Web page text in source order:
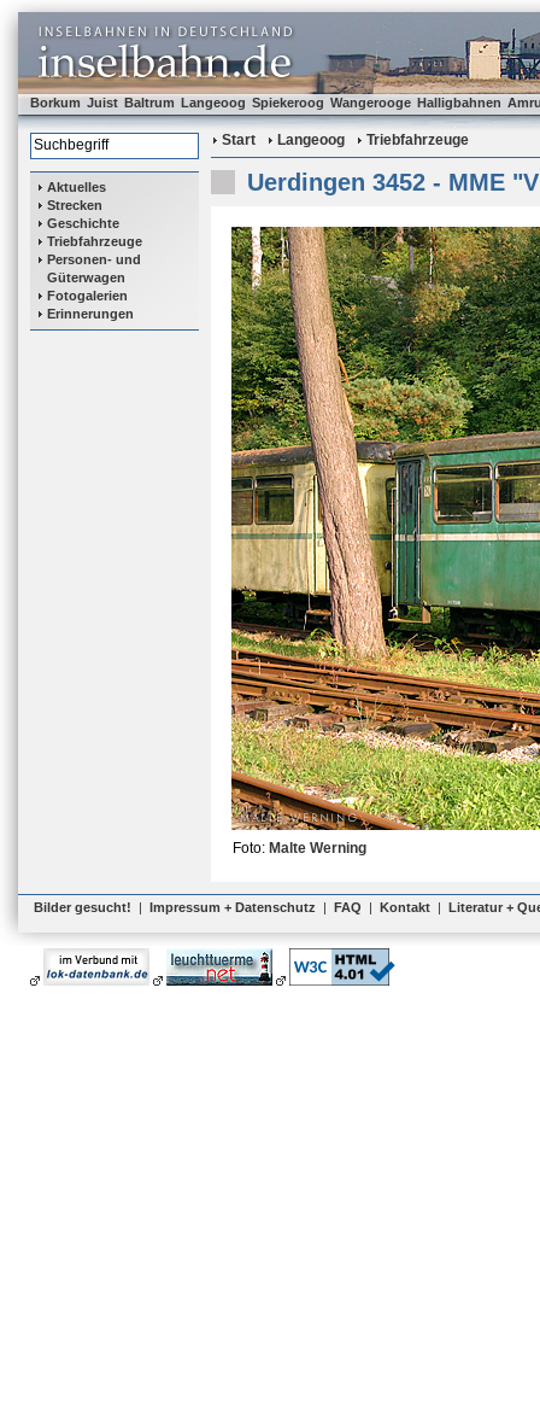
Borkum Juist Baltrum Langeoog Spiekeroog Wangerooge Halligbahnen
Aktuelles
Strecken
Geschichte
Triebfahrzeuge
Personen- und
Güterwagen
Fotogalerien
Erinnerungen
Start Langeoog Triebfahrzeuge
Uerdingen 3452 - MME
Foto: Malte Werning
Bilder gesucht! | Impressum + Datenschutz | FAQ | Kontakt | Literatur +